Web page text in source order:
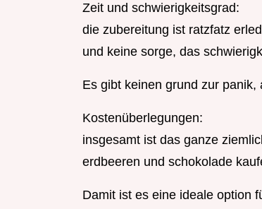
Zeit und schwierigkeitsgrad:
die zubereitung ist ratzfatz
und keine sorge, das
Es gibt keinen grund zur
Kostenüberlegungen:
insgesamt ist das ganze
erdbeeren und schokolade
Damit ist es eine ideale option